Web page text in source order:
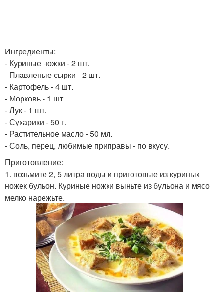
Ингредиенты:
- Куриные ножки - 2 шт.
- Плавленые сырки - 2 шт.
- Картофель - 4 шт.
- Морковь - 1 шт.
- Лук - 1 шт.
- Сухарики - 50 г.
- Растительное масло - 50 мл.
- Соль, перец, любимые приправы - по вкусу.
Приготовление:
1. возьмите 2, 5 литра воды и приготовьте из куриных
ножек бульон. Куриные ножки выньте из бульона и мясо
мелко нарежьте.